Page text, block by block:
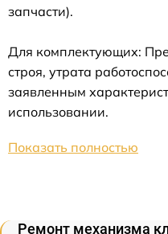
запчасти).
Для комплектующих:
строя, утрата
заявленным
использовании.
Показать полностью
Ремонт механизма